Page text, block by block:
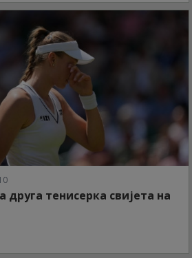
друга тенисерка свијета на